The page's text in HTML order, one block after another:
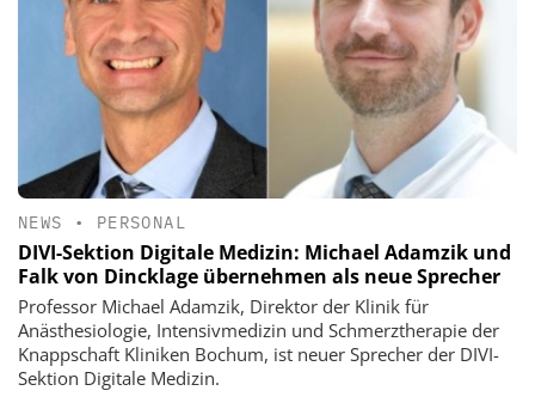
NEWS • PERSONAL
DIVI-Sektion Digitale Medizin: Michael Adamzik und
Falk von Dincklage übernehmen als neue Sprecher
Professor Michael Adamzik, Direktor der Klinik für
Anästhesiologie, Intensivmedizin und Schmerztherapie der
Knappschaft Kliniken Bochum, ist neuer Sprecher der DIVI-
Sektion Digitale Medizin.